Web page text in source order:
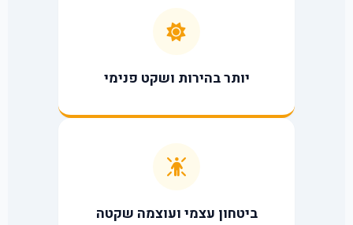
יותר בהירות ושקט פנימי
ביטחון עצמי ועוצמה שקטה